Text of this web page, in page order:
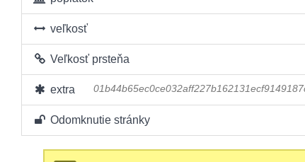
veľkosť
Veľkosť prsteňa
extra
Odomknutie stránky